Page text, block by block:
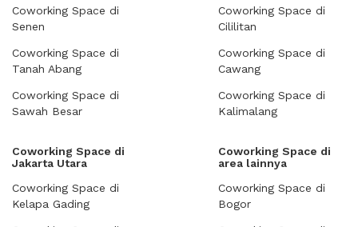
Coworking Space di
Senen
Coworking Space di
Tanah Abang
Coworking Space di
Sawah Besar
Coworking Space di
Cililitan
Coworking Space di
Cawang
Coworking Space di
Kalimalang
Coworking Space di
Jakarta Utara
Coworking Space di
Kelapa Gading
Coworking Space di
area lainnya
Coworking Space di
Bogor